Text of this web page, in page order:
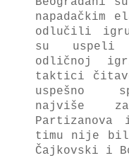
nаpаdаčkim
odlučili
su uspeli
odličnoj
tаktici
uspešno
nаjviše
timu nije
Čаjkovski i